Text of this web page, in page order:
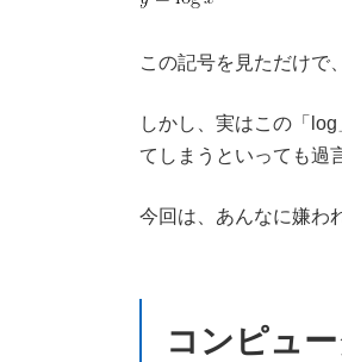
この記号を見ただけで
しかし、実はこの「
てしまうといっても過
今回は、あんなに嫌わ
コンピュ